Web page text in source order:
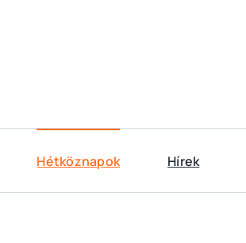
Hétköznapok Hírek